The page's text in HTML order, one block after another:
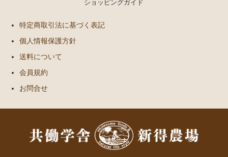
ショッピングガイド
特定商取引法に基づく表記
個人情報保護方針
送料について
会員規約
お問合せ